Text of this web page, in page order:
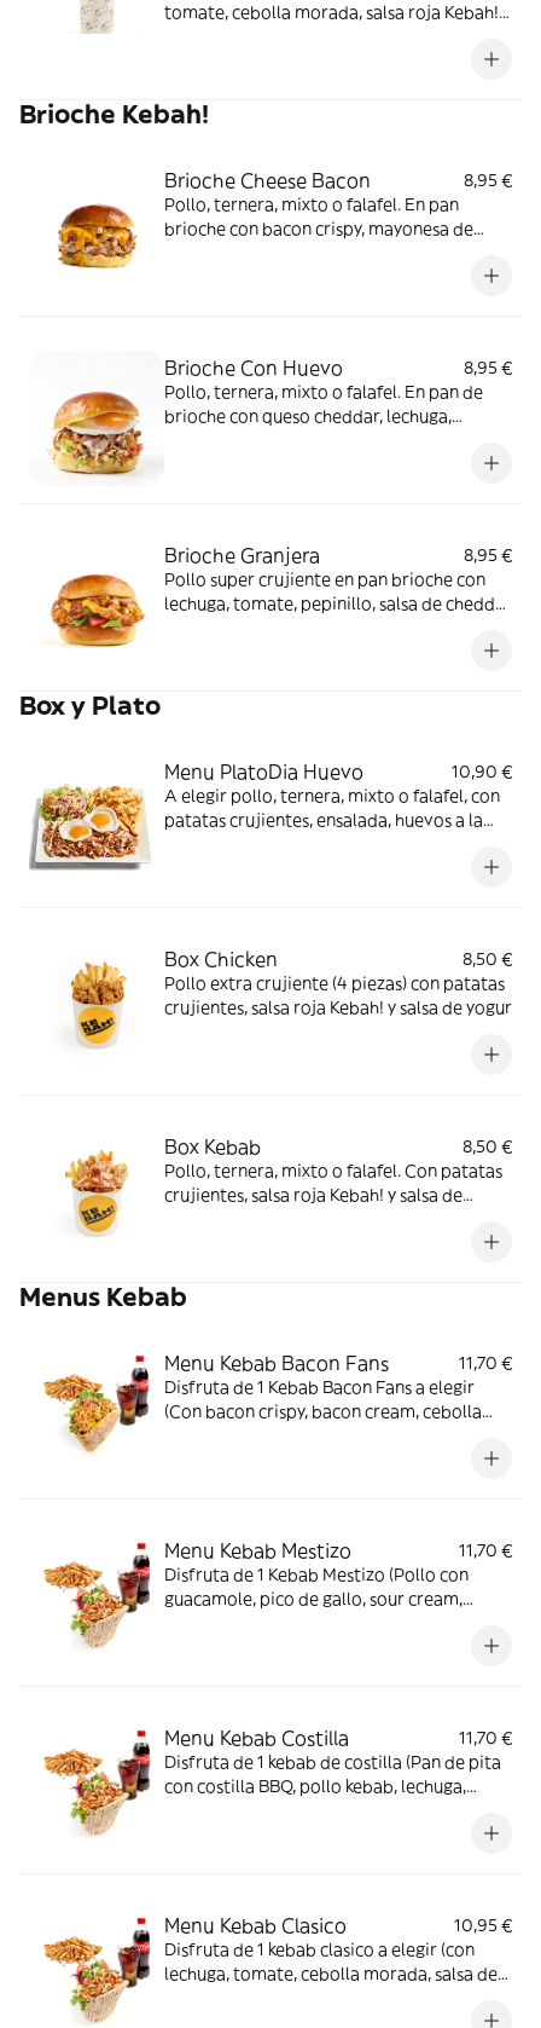
tomate, cebolla morada, salsa roja Kebah! y
Brioche Kebah!
Brioche Cheese Bacon
8,95 €
Pollo, ternera, mixto o falafel. En pan
brioche con bacon crispy, mayonesa de
Brioche Con Huevo
8,95 €
Pollo, ternera, mixto o falafel. En pan de
brioche con queso cheddar, lechuga,
Brioche Granjera
8,95 €
Pollo super crujiente en pan brioche con
lechuga, tomate, pepinillo, salsa de cheddar
Box y Plato
Menu PlatoDia Huevo
10,90 €
A elegir pollo, ternera, mixto o falafel, con
patatas crujientes, ensalada, huevos a la
Box Chicken
8,50 €
Pollo extra crujiente (4 piezas) con patatas
crujientes, salsa roja Kebah! y salsa de yogur
Box Kebab
8,50 €
Pollo, ternera, mixto o falafel. Con patatas
crujientes, salsa roja Kebah! y salsa de
Menus Kebab
Menu Kebab Bacon Fans
11,70 €
Disfruta de 1 Kebab Bacon Fans a elegir
(Con bacon crispy, bacon cream, cebolla
Menu Kebab Mestizo
11,70 €
Disfruta de 1 Kebab Mestizo (Pollo con
guacamole, pico de gallo, sour cream,
un toque de salsa picante) + patatas fritas
Menu Kebab Costilla
11,70 €
Disfruta de 1 kebab de costilla (Pan de pita
con costilla BBQ, pollo kebab, lechuga,
patatas fritas crujientes + 1 bebida a elegir
Menu Kebab Clasico
10,95 €
Disfruta de 1 kebab clasico a elegir (con
lechuga, tomate, cebolla morada, salsa de